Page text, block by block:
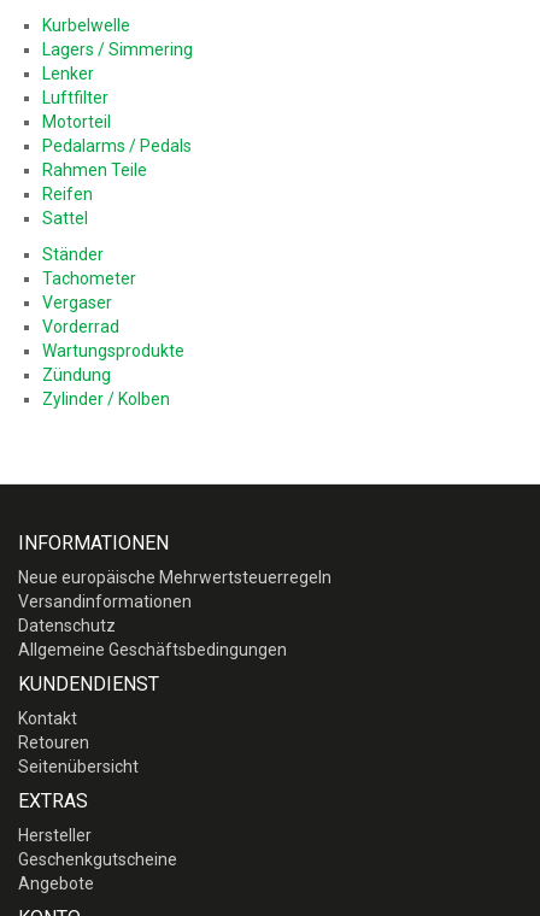
Kurbelwelle
Lagers / Simmering
Lenker
Luftfilter
Motorteil
Pedalarms / Pedals
Rahmen Teile
Reifen
Sattel
Ständer
Tachometer
Vergaser
Vorderrad
Wartungsprodukte
Zündung
Zylinder / Kolben
INFORMATIONEN
Neue europäische Mehrwertsteuerregeln
Versandinformationen
Datenschutz
Allgemeine Geschäftsbedingungen
KUNDENDIENST
Kontakt
Retouren
Seitenübersicht
EXTRAS
Hersteller
Geschenkgutscheine
Angebote